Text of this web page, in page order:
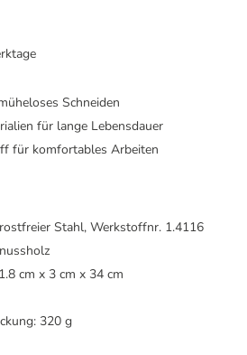
Schneiden
für lange Lebensdauer
für komfortables Arbeiten
Stahl, Werkstoffnr. 1.4116
cm x 3 cm x 34 cm
320 g